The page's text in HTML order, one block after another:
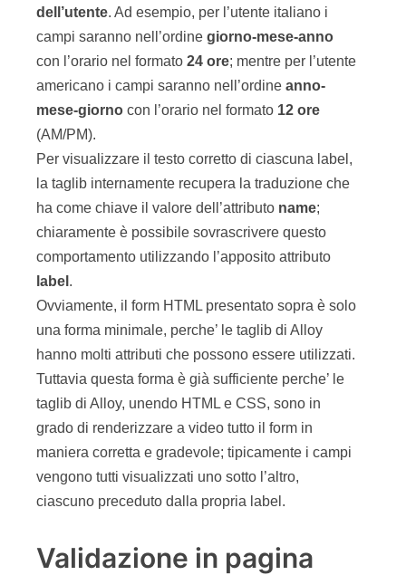
dell’utente. Ad esempio, per l’utente italiano i
campi saranno nell’ordine giorno-mese-anno
con l’orario nel formato 24 ore; mentre per l’utente
americano i campi saranno nell’ordine anno-
mese-giorno con l’orario nel formato 12 ore
(AM/PM).
Per visualizzare il testo corretto di ciascuna label,
la taglib internamente recupera la traduzione che
ha come chiave il valore dell’attributo name;
chiaramente è possibile sovrascrivere questo
comportamento utilizzando l’apposito attributo
label .
Ovviamente, il form HTML presentato sopra è solo
una forma minimale, perche’ le taglib di Alloy
hanno molti attributi che possono essere utilizzati.
Tuttavia questa forma è già sufficiente perche’ le
taglib di Alloy, unendo HTML e CSS, sono in
grado di renderizzare a video tutto il form in
maniera corretta e gradevole; tipicamente i campi
vengono tutti visualizzati uno sotto l’altro,
ciascuno preceduto dalla propria label.
Validazione in pagina